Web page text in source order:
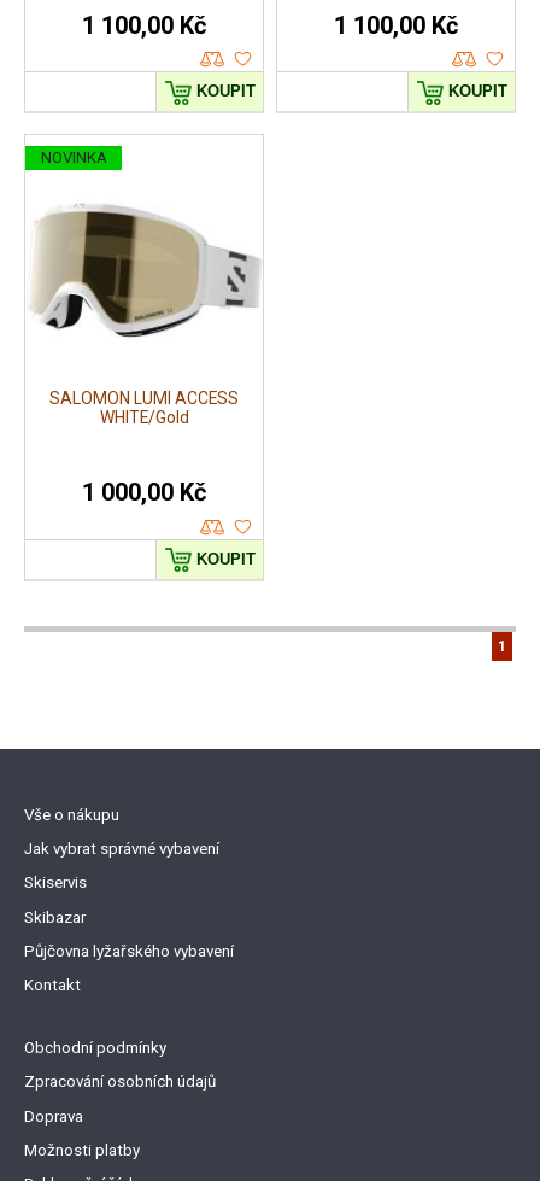
1 100,00 Kč
KOUPIT
1 100,00 Kč
KOUPIT
NOVINKA
SALOMON LUMI ACCESS
WHITE/Gold
1 000,00 Kč
KOUPIT
1
Vše o nákupu
Jak vybrat správné vybavení
Skiservis
Skibazar
Půjčovna lyžařského vybavení
Kontakt
Obchodní podmínky
Zpracování osobních údajů
Doprava
Možnosti platby